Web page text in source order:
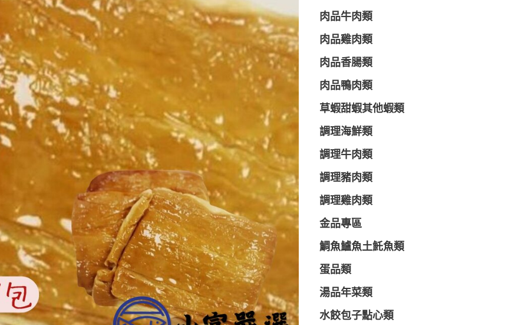
肉品牛肉類
肉品雞肉類
肉品香腸類
肉品鴨肉類
草蝦甜蝦其他蝦類
調理海鮮類
調理牛肉類
調理豬肉類
調理雞肉類
金品專區
鯛魚鱸魚土魠魚類
蛋品類
湯品年菜類
水餃包子點心類